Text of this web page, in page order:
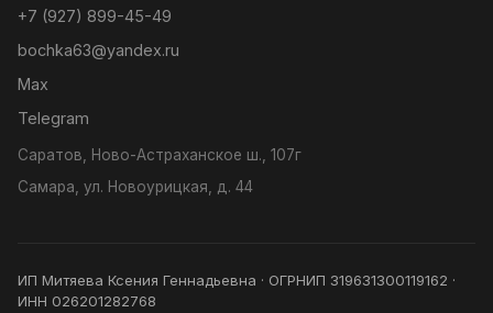
+7 (927) 899-45-49
bochka63@yandex.ru
Max
Telegram
Саратов, Ново-Астраханское ш., 107г
Самара, ул. Новоурицкая, д. 44
ИП Митяева Ксения Геннадьевна · ОГРНИП 319631300119162 ·
ИНН 026201282768